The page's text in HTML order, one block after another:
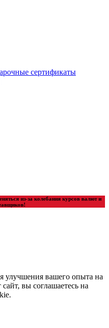
сертификаты
из-за колебания курсов валют и
улучшения вашего опыта на
вы соглашаетесь на